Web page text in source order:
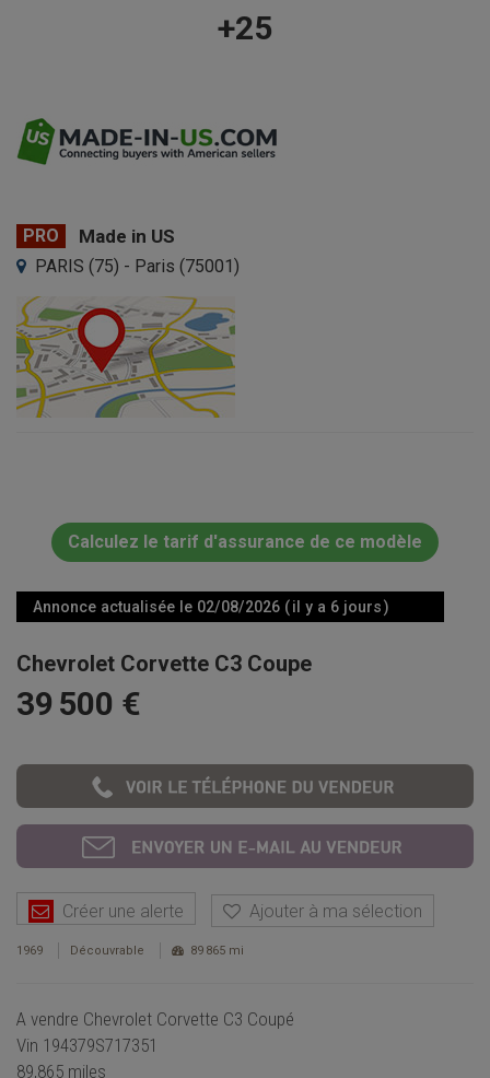
+25
PRO Made in US
PARIS (75) - Paris (75001)
Calculez le tarif d'assurance de ce modèle
Annonce actualisée le 02/08/2026 ( il y a 6 jours )
Chevrolet Corvette C3 Coupe
39 500 €
Créer une alerte Ajouter à ma sélection
1969 Découvrable 89 865 mi
A vendre Chevrolet Corvette C3 Coupé
Vin 194379S717351
89,865 miles